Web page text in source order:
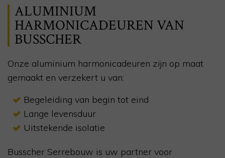
ALUMINIUM
HARMONICADEUREN VAN
BUSSCHER
Onze aluminium harmonicadeuren zijn op maat
gemaakt en verzekert u van:
Begeleiding van begin tot eind
Lange levensduur
Uitstekende isolatie
Busscher Serrebouw is uw partner voor